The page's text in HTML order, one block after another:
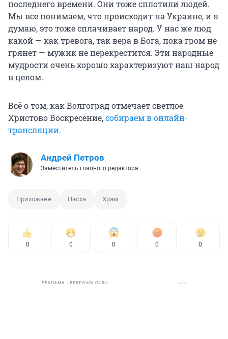
последнего времени. Они тоже сплотили людей.
Мы все понимаем, что происходит на Украине, и я
думаю, это тоже сплачивает народ. У нас же люд
какой — как тревога, так вера в Бога, пока гром не
грянет — мужик не перекрестится. Эти народные
мудрости очень хорошо характеризуют наш народ
в целом.
Всё о том, как Волгоград отмечает светлое
Христово Воскресение,собираем в онлайн-
трансляции.
Андрей Петров
Заместитель главного редактора
Прихожане Пасха Храм
0 0 0 0 0
РЕКЛАМА • BEREGVOLGI.RU